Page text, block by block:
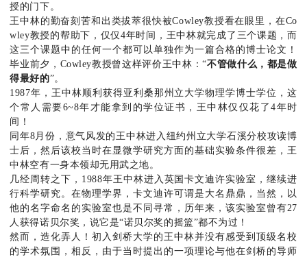
授的门下。
王中林的勤奋刻苦和出类拔萃很快被Cowley教授看在眼里，在Co
wley教授的帮助下，仅仅4年时间，王中林就完成了三个课题，而
这三个课题中的任何一个都可以单独作为一篇合格的博士论文！
毕业前夕，Cowley教授曾这样评价王中林：“不管做什么，都是做
得最好的”。
1987年，王中林顺利获得亚利桑那州立大学物理学博士学位，这
个常人需要6~8年才能拿到的学位证书，王中林仅仅花了4年时
间！
同年8月份，意气风发的王中林进入纽约州立大学石溪分校攻读博
士后，然后该校当时在显微学研究方面的基础实验条件很差，王
中林空有一身本领却无用武之地。
几经周转之下，1988年王中林进入英国卡文迪许实验室，继续进
行科学研究。在物理学界，卡文迪许可谓是大名鼎鼎，当然，以
他的名字命名的实验室也是不同寻常，历年来，该实验室曾有27
人获得诺贝尔奖，说它是“诺贝尔奖的摇篮”都不为过！
然而，造化弄人！初入剑桥大学的王中林并没有感受到顶级名校
的学术氛围，相反，由于当时提出的一项理论与他在剑桥的导师